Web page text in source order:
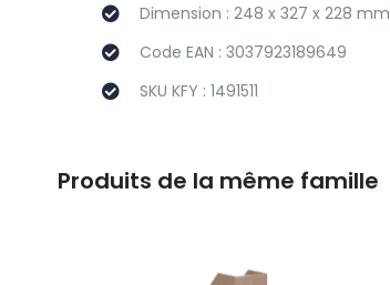
Dimension : 248 x 327 x 228 mm
Code EAN : 3037923189649
SKU KFY : 1491511
Produits de la même famille